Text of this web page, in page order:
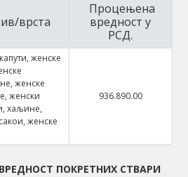
врста
Процењена
вредност у
РСД.
женске
женске
женски
хаљине,
женске
936.890.00
ПОКРЕТНИХ СТВАРИ